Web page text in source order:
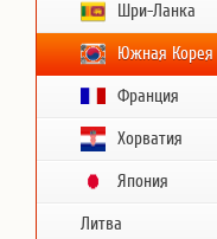
Шри-Ланка
Южная Корея
Франция
Хорватия
Япония
Литва